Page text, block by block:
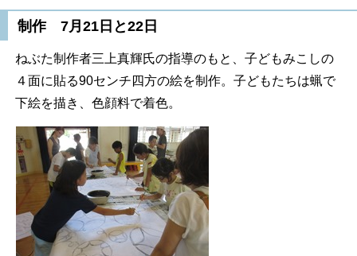
制作 7月21日と22日
ねぶた制作者三上真輝氏の指導のもと、子どもみこしの
４面に貼る90センチ四方の絵を制作。子どもたちは蝋で
下絵を描き、色顔料で着色。